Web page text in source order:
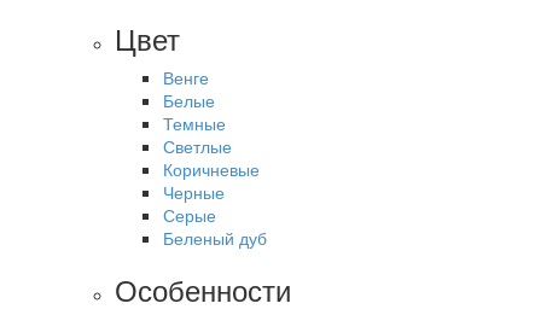
Цвет
Венге
Белые
Темные
Светлые
Коричневые
Черные
Серые
Беленый дуб
Особенности